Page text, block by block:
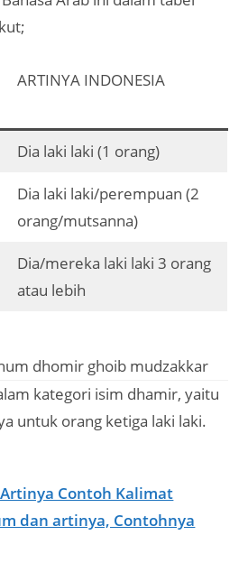
ARTINYA INDONESIA
Dia laki laki (1 orang)
Dia laki laki/perempuan (2
orang/mutsanna)
Dia/mereka laki laki 3 orang
atau lebih
dhomir ghoib mudzakkar
kategori isim dhamir, yaitu
untuk orang ketiga laki laki.
Contoh Kalimat
dan artinya, Contohnya